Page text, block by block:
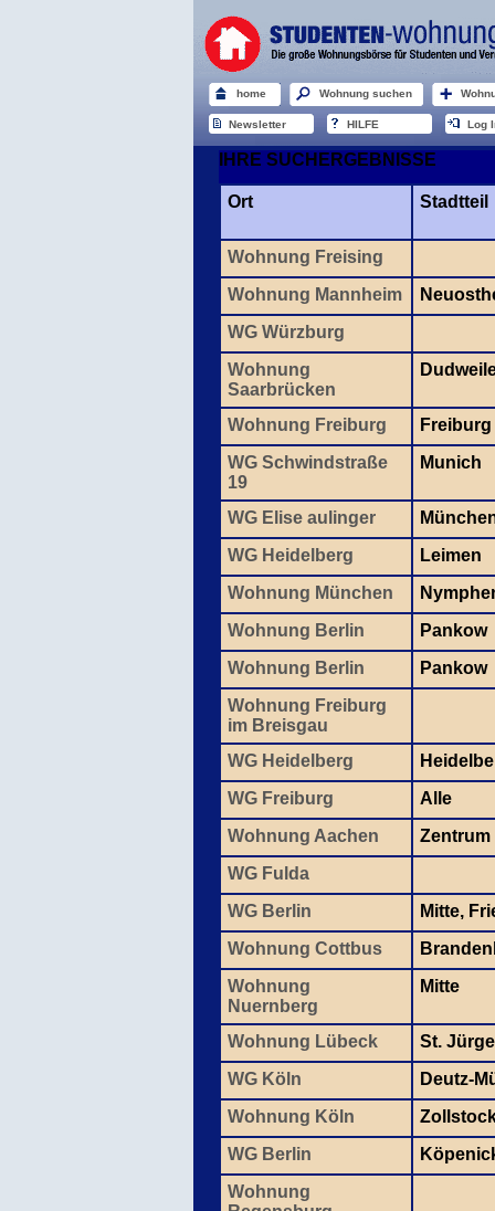
home Wohnung suchen
Newsletter HILFE Log
IHRE SUCHERGEBNISSE
Ort Stadtteil
Wohnung Freising
Wohnung Mannheim
WG Würzburg
Wohnung
Saarbrücken
Wohnung Freiburg
Freiburg
WG Schwindstraße
19
Munich
WG Elise aulinger
WG Heidelberg
Leimen
Wohnung München
Wohnung Berlin
Pankow
Wohnung Berlin
Pankow
Wohnung Freiburg
im Breisgau
WG Heidelberg
WG Freiburg
Alle
Wohnung Aachen
Zentrum
WG Fulda
WG Berlin
Mitte,
Wohnung Cottbus
Wohnung
Nuernberg
Mitte
Wohnung Lübeck
St.
WG Köln
Deutz-
Wohnung Köln
WG Berlin
Wohnung